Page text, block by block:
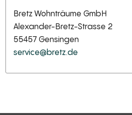
Bretz Wohnträume GmbH
Alexander-Bretz-Strasse 2
55457 Gensingen
service@bretz.de